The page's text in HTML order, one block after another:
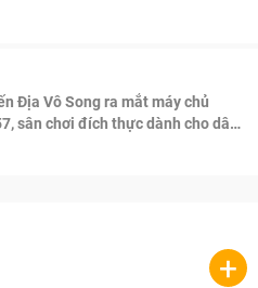
Địa Vô Song ra mắt máy chủ
sân chơi đích thực dành cho dân
+